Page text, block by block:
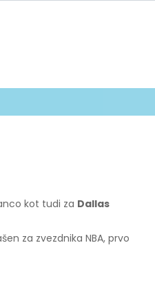
kot tudi za Dallas
za zvezdnika NBA, prvo